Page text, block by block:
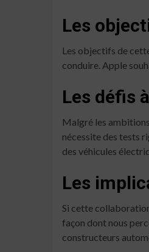
Les
Les objectifs de
conduire. Apple
Les défis
Malgré les
nécessite des tests
des véhicules
Les
Si cette
façon dont nous
constructeurs